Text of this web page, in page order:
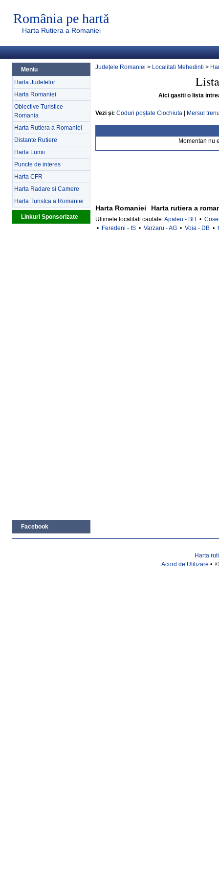
România pe hartă
Harta Rutiera a Romaniei
Meniu
Harta Judetelor
Harta Romaniei
Obiective Turistice
Romania
Harta Rutiera a Romaniei
Distante Rutiere
Harta Lumii
Puncte de interes
Harta CFR
Harta Radare si Camere
Harta Turistca a Romaniei
Linkuri Sponsorizate
Facebook
Județele Romaniei > Localitati Mehedinti >
Aici gasiti o lista
Vezi și: Coduri poștale Ciochiuta Mersul
Momentan nu
Harta Romaniei Harta rutiera a
Ultimele localitati cautate:Apateu - BH •
• Feredeni - IS • Varzaru - AG • Voia - DB •
Harta
Acord de Utilizare •